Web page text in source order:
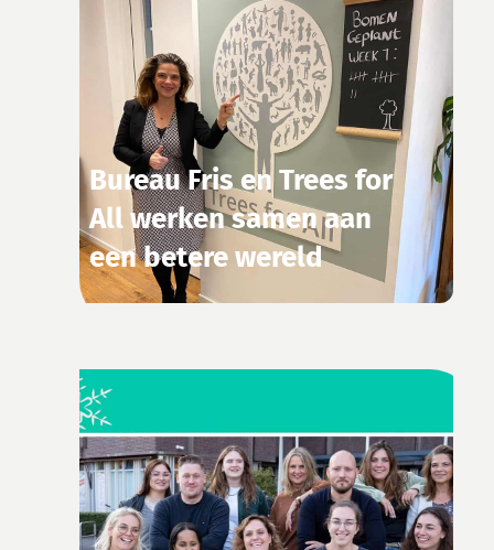
Bureau Fris en Trees for
All werken samen aan
een betere wereld